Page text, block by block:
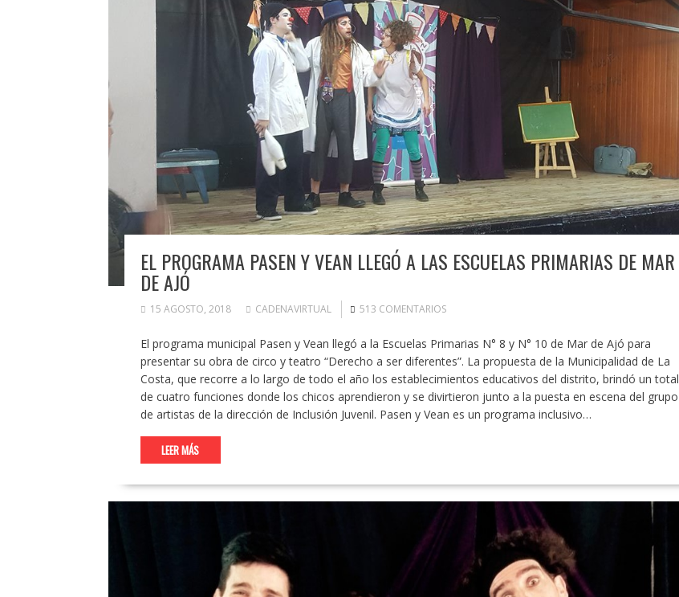
EL PROGRAMA PASEN Y VEAN LLEGÓ A LAS ESCUELAS PRIMARIAS DE MAR
DE AJÓ
15 AGOSTO, 2018 CADENAVIRTUAL 513 COMENTARIOS
El programa municipal Pasen y Vean llegó a la Escuelas Primarias N° 8 y N° 10 de Mar de Ajó para
presentar su obra de circo y teatro “Derecho a ser diferentes”. La propuesta de la Municipalidad de La
Costa, que recorre a lo largo de todo el año los establecimientos educativos del distrito, brindó un total
de cuatro funciones donde los chicos aprendieron y se divirtieron junto a la puesta en escena del grupo
de artistas de la dirección de Inclusión Juvenil. Pasen y Vean es un programa inclusivo…
LEER MÁS